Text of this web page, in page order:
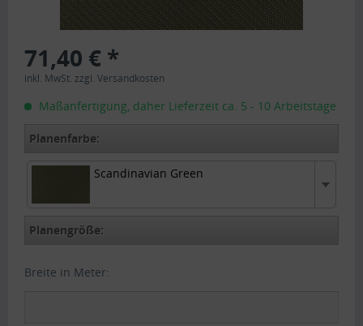
71,40 € *
inkl. MwSt. zzgl. Versandkosten
Maßanfertigung, daher Lieferzeit ca. 5 - 10 Arbeitstage
Planenfarbe:
Scandinavian GreenScandinavian Green
Planengröße:
Breite in Meter: